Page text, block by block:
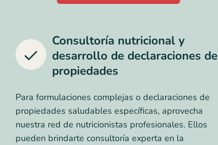
Consultoría nutricional y
desarrollo de declaraciones de
propiedades
Para formulaciones complejas o declaraciones de
propiedades saludables específicas, aprovecha
nuestra red de nutricionistas profesionales. Ellos
pueden brindarte consultoría experta en la